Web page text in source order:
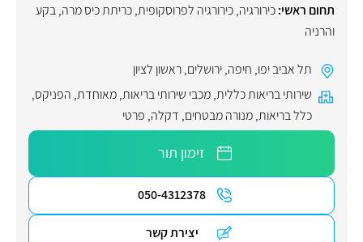
תחום ראשי:כירורגיה,כירורגיה לפרוסקופית,כריתת כיס מרה,בקע
והרניה
תל אביב יפו, חיפה,ירושלים,ראשון לציון
שירותי בריאות כללית,מכבי שירותי בריאות,מאוחדת, הפניקס,
כלל בריאות,מנורה מבטחים, דקלה, פרטי
זימון תור
050-4312378
יצירת קשר